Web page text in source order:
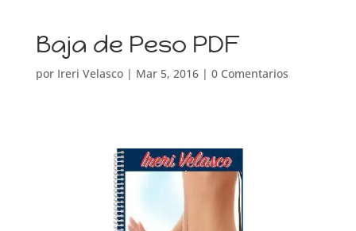
Baja de Peso PDF
por Ireri Velasco| Mar 5, 2016| 0 Comentarios